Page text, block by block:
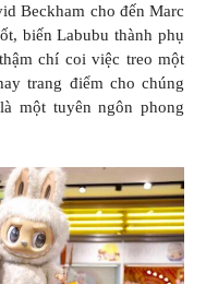
Beckham cho đến Marc
biến Labubu thành phụ
chí coi việc treo một
trang điểm cho chúng
một tuyên ngôn phong